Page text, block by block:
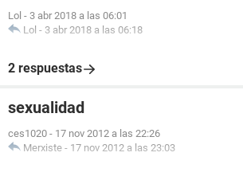
Lol - 3 abr 2018 a las 06:01
Lol - 3 abr 2018 a las 06:18
2 respuestas
sexualidad
ces1020 - 17 nov 2012 a las 22:26
Merxiste - 17 nov 2012 a las 23:03